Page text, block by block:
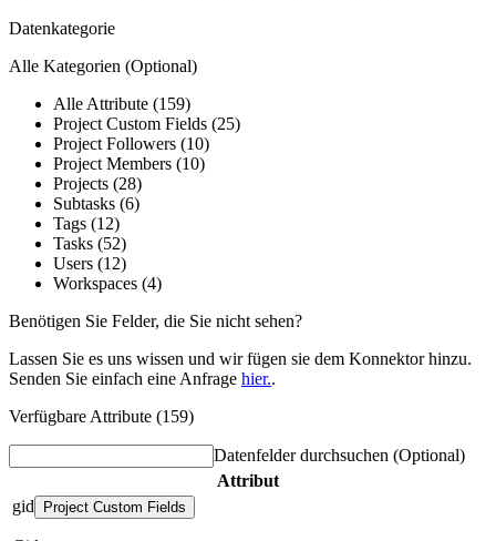
Datenkategorie
Alle Kategorien (Optional)
Alle Attribute (159)
Project Custom Fields (25)
Project Followers (10)
Project Members (10)
Projects (28)
Subtasks (6)
Tags (12)
Tasks (52)
Users (12)
Workspaces (4)
Benötigen Sie Felder, die Sie nicht sehen?
Lassen Sie es uns wissen und wir fügen sie dem Konnektor hinzu.
Senden Sie einfach eine Anfrage hier..
Verfügbare Attribute (159)
Datenfelder durchsuchen (Optional)
Attribut
gid
Project Custom Fields